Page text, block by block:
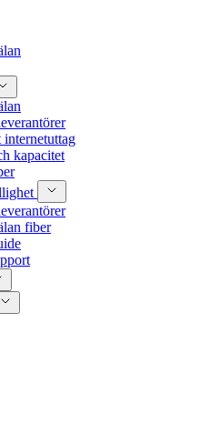
kapacitet
fiber